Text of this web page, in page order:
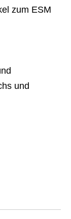
zum ESM
und